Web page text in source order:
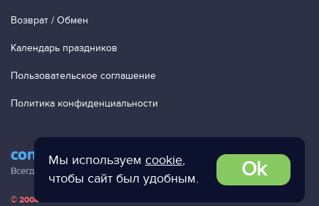
Мы используем cookie,
чтобы сайт был удобным.
Ok
contact@ac-studio.ru
Всегда отвечаем на ваши письма!
Возврат / Обмен
Календарь праздников
Пользовательское соглашение
Политика конфиденциальности
© 2004 — 2026